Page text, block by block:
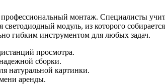
монтаж. Специалисты
модуль, из которого
гибким инструментом для любых задач.
просмотра.
сборки.
натуральной картинки.
аренды.